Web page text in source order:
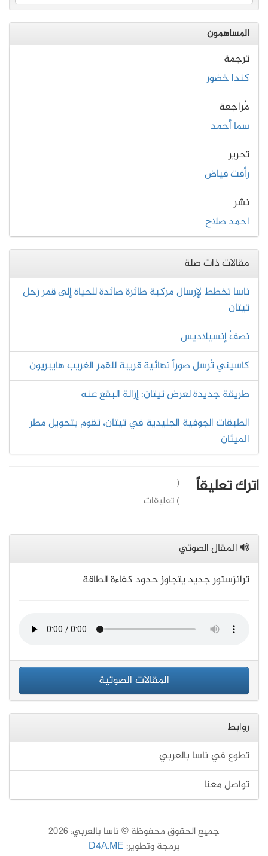
المساهمون
ترجمة
كندا خضور
مُراجعة
سما أحمد
تحرير
رأفت فياض
نشر
احمد صلاح
مقالات ذات صلة
ناسا تخطط لإرسال مركبة طائرة صائدة للحياة إلى قمر زحل
تيتان
نصفُ إنسيلاديس
كاسيني تُرسل صوراً نهائية قريبة للقمر الغريب هايبريون
طريقة جديدة لعرض تيتان: إزالة البقع عنه
الطبقات الجوفية الجليدية في تيتان، تقوم بتحويل مطر
الميثان
اترك تعليقاً
(
) تعليقات
المقال الصوتي
ترانزستور جديد يتجاوز حدود كفاءة الطاقة
المقالات الصوتية
روابط
تطوع في ناسا بالعربي
تواصل معنا
جميع الحقوق محفوظة © ناسا بالعربي، 2026
برمجة وتطوير: D4A.ME